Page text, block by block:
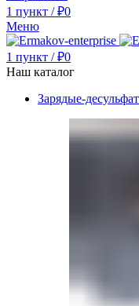
1 пункт / ₽0
Меню
1 пункт / ₽0
Наш каталог
Зарядые-